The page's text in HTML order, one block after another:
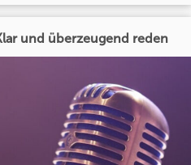
und überzeugend reden